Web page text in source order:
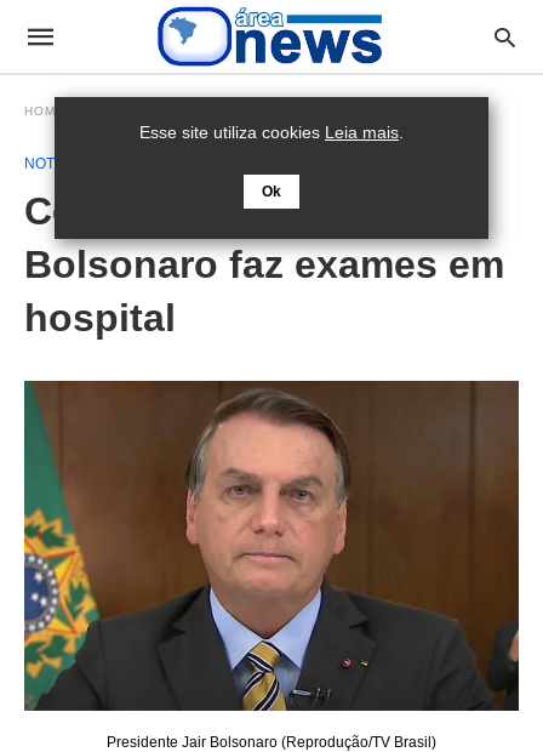
HOMEPAGE
NOTÍCIA
Com dores abdominais,
Bolsonaro faz exames em
hospital
Presidente Jair Bolsonaro (Reprodução/TV Brasil)
Esse site utiliza cookies Leia mais.
Ok